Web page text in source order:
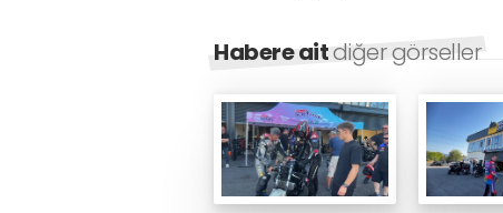
Habere aitdiğer görseller